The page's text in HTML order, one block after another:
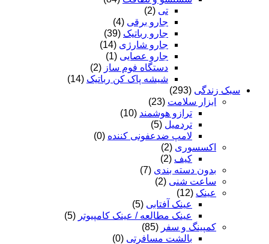
تی (2)
جارو برقی (4)
جارو رباتیک (39)
جارو شارژی (14)
جارو عصایی (1)
دستگاه فوم ساز (2)
شیشه پاک کن رباتیک (14)
سبک زندگی (293)
ابزار سلامت (23)
ترازو هوشمند (10)
تردمیل (5)
لامپ ضدعفونی کننده (0)
اکسسوری (2)
کیف (2)
بدون دسته بندی (7)
ساعت شنی (2)
عینک (12)
عینک آفتابی (5)
عینک مطالعه / عینک کامپیوتر (5)
کمپینگ و سفر (85)
بالشت مسافرتی (0)